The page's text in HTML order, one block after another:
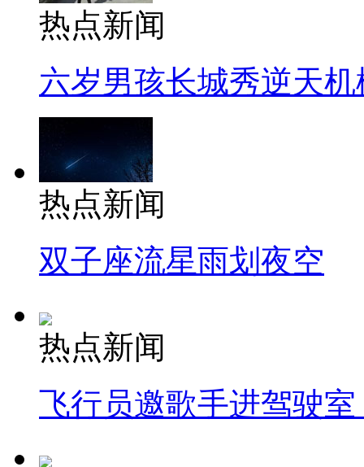
热点新闻
六岁男孩长城秀逆天机
热点新闻
双子座流星雨划夜空
热点新闻
飞行员邀歌手进驾驶